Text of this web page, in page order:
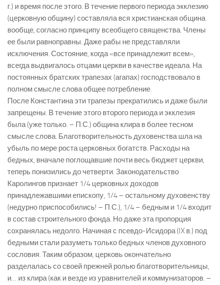
г.) и время после этого. В течение первого периода экклезию
(церковную общину) составляла вся христианская община
вообще, согласно принципу всеобщего священства. Члены
ее были равноправны. Даже рабы не представляли
исключения. Состояние, когда «все принадлежит всем»,
всегда выдвигалось отцами церкви в качестве идеала. На
постоянных братских трапезах (агапах) господствовало в
полном смысле слова общее потребление.
После Константина эти трапезы прекратились и даже были
запрещены. В течение этого второго периода и экклезия
была (уже только. – П.С.) община клира в более тесном
смысле слова. Благотворительность духовенства шла на
убыль по мере роста церковных богатств. Расходы на
бедных, вначале поглощавшие почти весь бюджет церкви,
теперь понизились до четверти. Законодательство
Каролингов признает 1/4 церковных доходов
принадлежавшими епископу, 1/4 – остальному духовенству
(недурно приспособились! – П.С.), 1/4 – бедным и 1/4 входит
в состав строительного фонда. Но даже эта пропорция
сохранялась недолго. Начиная с псевдо-Исидора (IX в.) под
бедными стали разуметь только бедных членов духовного
сословия. Таким образом, церковь окончательно
разделалась со своей прежней ролью благотворительницы,
и… из клира (как и везде из уравнителей и коммунизаторов. –